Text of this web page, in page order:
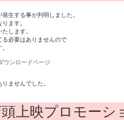
生する事が判明しました。
ます。
します。
る必要はありませんので
ンロードページ
ませんでした。
上映プロモー